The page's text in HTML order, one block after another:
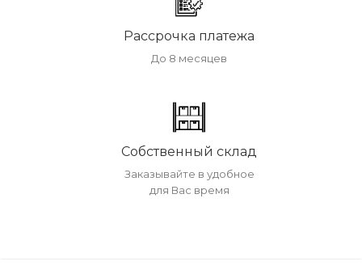
Рассрочка платежа
До 8 месяцев
Собственный склад
Заказывайте в удобное
для Вас время